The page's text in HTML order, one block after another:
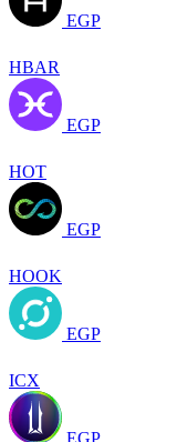
EGP
HBAR
EGP
HOT
EGP
HOOK
EGP
ICX
EGP